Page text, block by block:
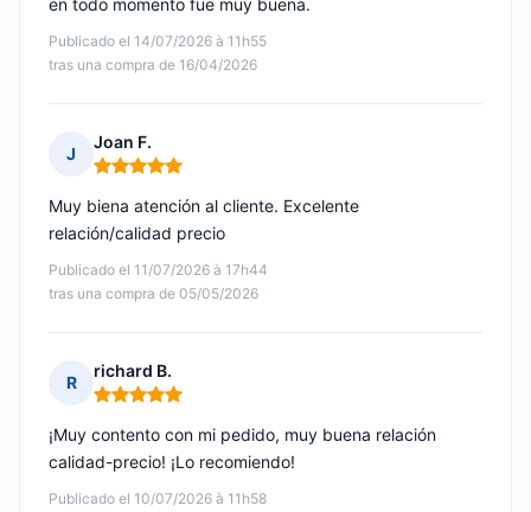
Publicado el 14/07/2026 à 11h55
tras una compra de 16/04/2026
en todo momento fue muy buena.
J
Joan F.
Nota: 5 de 5
Publicado el 11/07/2026 à 17h44
tras una compra de 05/05/2026
Muy biena atención al cliente. Excelente
relación/calidad precio
R
richard B.
Nota: 5 de 5
Publicado el 10/07/2026 à 11h58
¡Muy contento con mi pedido, muy buena relación
calidad-precio! ¡Lo recomiendo!